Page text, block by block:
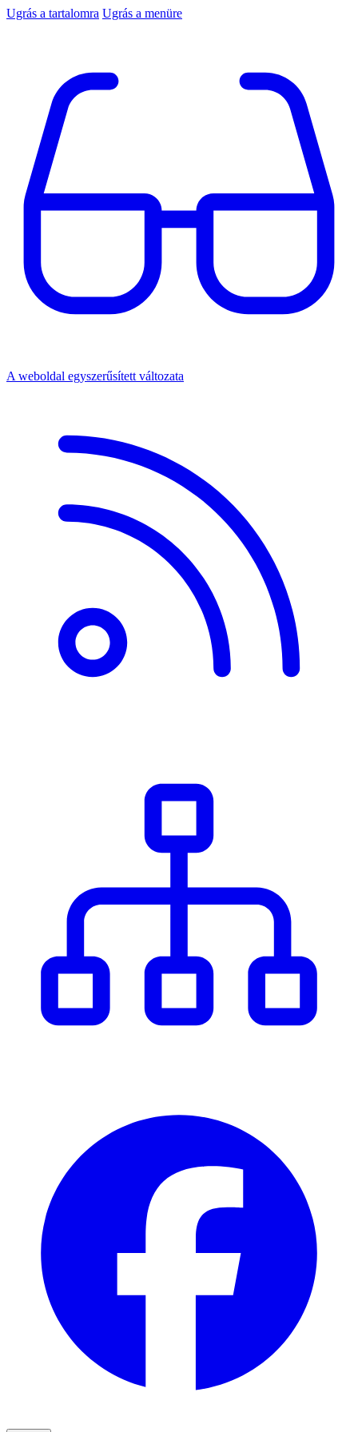
Ugrás a tartalomra Ugrás a menüre
A weboldal egyszerűsített változata